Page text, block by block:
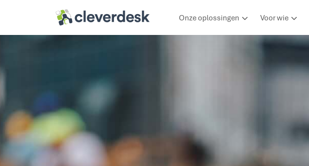
Cleverdesk ERP Software voor mens en materieel
Onze oplossingen Voor wie